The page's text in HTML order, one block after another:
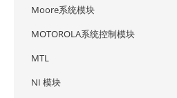
Moore系统模块
MOTOROLA系统控制模块
MTL
NI 模块